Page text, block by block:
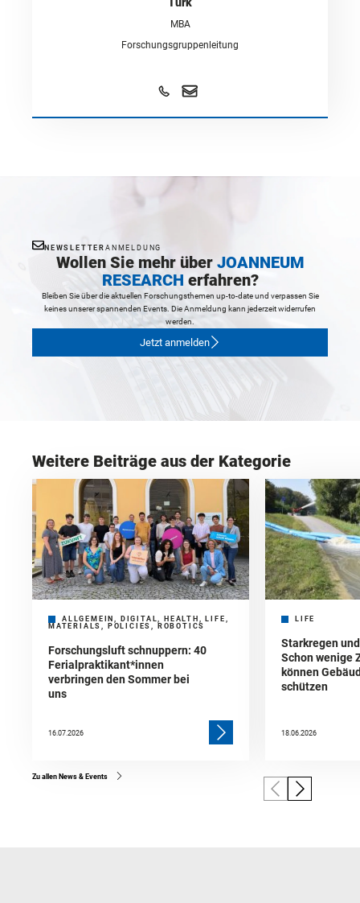
MBA
Forschungsgruppenleitung
NEWSLETTER ANMELDUNG
Wollen Sie mehr über JOANNEUM
RESEARCH erfahren?
Bleiben Sie über die aktuellen Forschungsthemen up-to-date und verpassen Sie
keines unserer spannenden Events. Die Anmeldung kann jederzeit widerrufen
werden.
Jetzt anmelden
Weitere Beiträge aus der Kategorie
ALLGEMEIN, DIGITAL, HEALTH, LIFE,
MATERIALS, POLICIES, ROBOTICS
Forschungsluft schnuppern: 40
Ferialpraktikant*innen
verbringen den Sommer bei
uns
16.07.2026
LIFE
Starkregen
Schon wenige
können
schützen
18.06.2026
Zu allen News & Events